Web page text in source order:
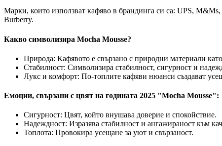
Марки, които използват кафяво в брандинга си са: UPS,
Burberry.
Какво символизира Mocha Mousse?
Природа: Кафявото е свързано с природни материали
Стабилност: Символизира стабилност, сигурност и
Лукс и комфорт: По-топлите кафяви нюанси създават
Емоции, свързани с цвят на годината 2025 "Mocha Mousse":
Сигурност: Цвят, който внушава доверие и спокойствие.
Надеждност: Изразява стабилност и ангажираност към
Топлота: Провокира усещане за уют и свързаност.